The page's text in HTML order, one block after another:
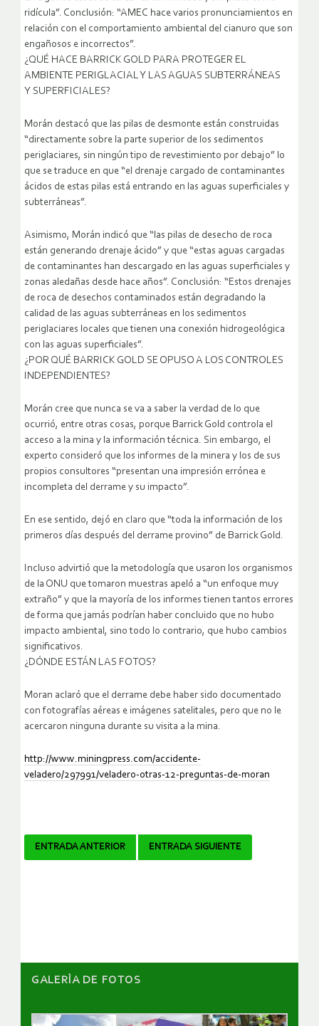
ridícula”. Conclusión: “AMEC hace varios pronunciamientos en
relación con el comportamiento ambiental del cianuro que son
engañosos e incorrectos”.
¿QUÉ HACE BARRICK GOLD PARA PROTEGER EL
AMBIENTE PERIGLACIAL Y LAS AGUAS SUBTERRÁNEAS
Y SUPERFICIALES?
Morán destacó que las pilas de desmonte están construidas
“directamente sobre la parte superior de los sedimentos
periglaciares, sin ningún tipo de revestimiento por debajo” lo
que se traduce en que “el drenaje cargado de contaminantes
ácidos de estas pilas está entrando en las aguas superficiales y
subterráneas”.
Asimismo, Morán indicó que “las pilas de desecho de roca
están generando drenaje ácido” y que “estas aguas cargadas
de contaminantes han descargado en las aguas superficiales y
zonas aledañas desde hace años”. Conclusión: “Estos drenajes
de roca de desechos contaminados están degradando la
calidad de las aguas subterráneas en los sedimentos
periglaciares locales que tienen una conexión hidrogeológica
con las aguas superficiales”.
¿POR QUÉ BARRICK GOLD SE OPUSO A LOS CONTROLES
INDEPENDIENTES?
Morán cree que nunca se va a saber la verdad de lo que
ocurrió, entre otras cosas, porque Barrick Gold controla el
acceso a la mina y la información técnica. Sin embargo, el
experto consideró que los informes de la minera y los de sus
propios consultores “presentan una impresión errónea e
incompleta del derrame y su impacto”.
En ese sentido, dejó en claro que “toda la información de los
primeros días después del derrame provino” de Barrick Gold.
Incluso advirtió que la metodología que usaron los organismos
de la ONU que tomaron muestras apeló a “un enfoque muy
extraño” y que la mayoría de los informes tienen tantos errores
de forma que jamás podrían haber concluido que no hubo
impacto ambiental, sino todo lo contrario, que hubo cambios
significativos.
¿DÓNDE ESTÁN LAS FOTOS?
Moran aclaró que el derrame debe haber sido documentado
con fotografías aéreas e imágenes satelitales, pero que no le
acercaron ninguna durante su visita a la mina.
http://www.miningpress.com/accidente-
veladero/297991/veladero-otras-12-preguntas-de-moran
Navegador
ENTRADA ANTERIOR ENTRADA SIGUIENTE
GALERÌA DE FOTOS